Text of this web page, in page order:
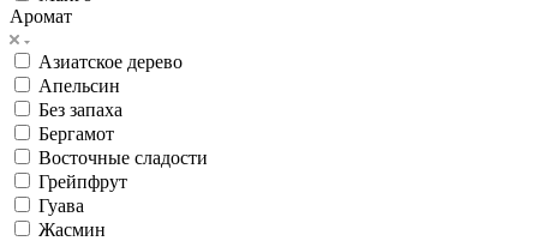
Аромат
Азиатское дерево
Апельсин
Без запаха
Бергамот
Восточные сладости
Грейпфрут
Гуава
Жасмин